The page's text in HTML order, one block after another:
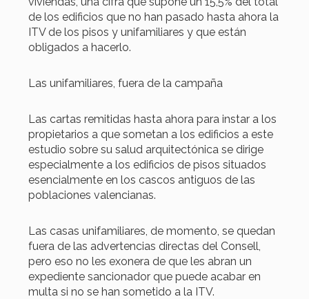
de los edificios que no han pasado hasta ahora la
ITV de los pisos y unifamiliares y que están
obligados a hacerlo.
Las unifamiliares, fuera de la campaña
Las cartas remitidas hasta ahora para instar a los
propietarios a que sometan a los edificios a este
estudio sobre su salud arquitectónica se dirige
especialmente a los edificios de pisos situados
esencialmente en los cascos antiguos de las
poblaciones valencianas.
Las casas unifamiliares, de momento, se quedan
fuera de las advertencias directas del Consell,
pero eso no les exonera de que les abran un
expediente sancionador que puede acabar en
multa si no se han sometido a la ITV.